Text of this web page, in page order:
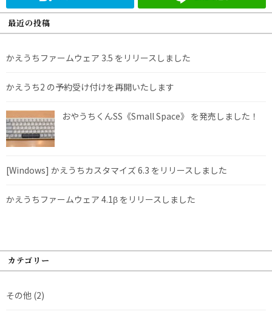
最近の投稿
かえうちファームウェア 3.5 をリリースしました
かえうち2 の予約受け付けを再開いたします
おやうちくんSS《Small Space》 を発売しました！
[Windows] かえうちカスタマイズ 6.3 をリリースしました
かえうちファームウェア 4.1β をリリースしました
カテゴリー
その他 (2)